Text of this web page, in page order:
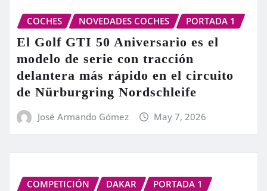
COCHES NOVEDADES COCHES PORTADA 1
El Golf GTI 50 Aniversario es el
modelo de serie con tracción
delantera más rápido en el circuito
de Nürburgring Nordschleife
José Armando Gómez May 7, 2026
COMPETICIÓN DAKAR PORTADA 1